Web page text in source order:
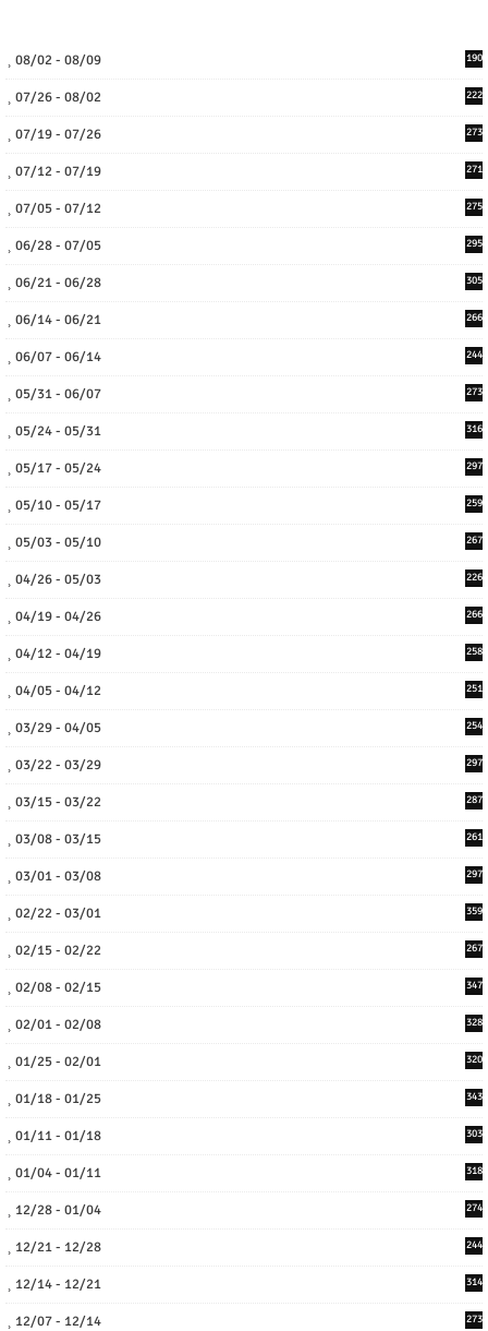
08/02 - 08/09 190
07/26 - 08/02 222
07/19 - 07/26 273
07/12 - 07/19 271
07/05 - 07/12 275
06/28 - 07/05 295
06/21 - 06/28 305
06/14 - 06/21 266
06/07 - 06/14 244
05/31 - 06/07 273
05/24 - 05/31 316
05/17 - 05/24 297
05/10 - 05/17 259
05/03 - 05/10 267
04/26 - 05/03 226
04/19 - 04/26 266
04/12 - 04/19 258
04/05 - 04/12 251
03/29 - 04/05 254
03/22 - 03/29 297
03/15 - 03/22 287
03/08 - 03/15 261
03/01 - 03/08 297
02/22 - 03/01 359
02/15 - 02/22 267
02/08 - 02/15 347
02/01 - 02/08 328
01/25 - 02/01 320
01/18 - 01/25 343
01/11 - 01/18 303
01/04 - 01/11 318
12/28 - 01/04 274
12/21 - 12/28 244
12/14 - 12/21 314
12/07 - 12/14 273